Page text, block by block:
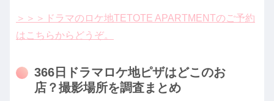
＞＞＞ドラマのロケ地TETOTE APARTMENTのご予約
はこちらからどうぞ。
366日ドラマロケ地ピザはどこのお
店？撮影場所を調査まとめ